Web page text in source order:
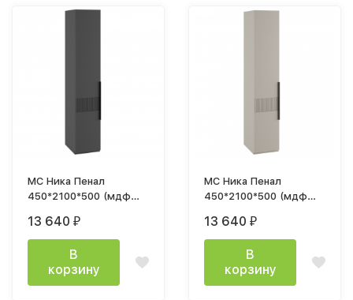
МС Ника Пенал
450*2100*500 (мдф
графит)
13 640 ₽
В
корзину
МС Ника Пенал
450*2100*500 (мдф
кашемир)
13 640 ₽
В
корзину